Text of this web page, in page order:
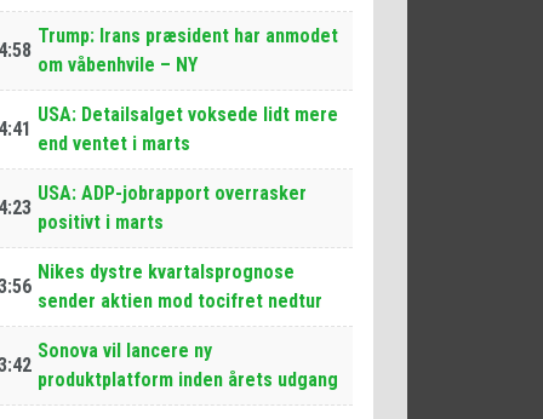
Trump: Irans præsident har anmodet
om våbenhvile – NY
USA: Detailsalget voksede lidt mere
end ventet i marts
USA: ADP-jobrapport overrasker
positivt i marts
Nikes dystre kvartalsprognose
sender aktien mod tocifret nedtur
Sonova vil lancere ny
produktplatform inden årets udgang